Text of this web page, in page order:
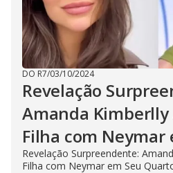
DO R7/03/10/2024
Revelação
Amanda
Filha com Neymar
Revelação Surpreendente:
Filha com Neymar em Seu